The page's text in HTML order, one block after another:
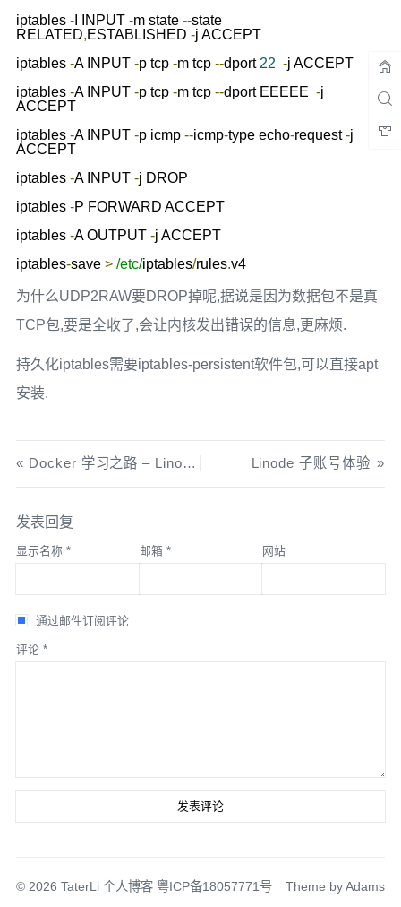
iptables -I INPUT -m state --state
RELATED,ESTABLISHED -j ACCEPT
iptables -A INPUT -p tcp -m tcp --dport 22 -j ACCEPT
iptables -A INPUT -p tcp -m tcp --dport EEEEE -j
ACCEPT
iptables -A INPUT -p icmp --icmp-type echo-request -j
ACCEPT
iptables -A INPUT -j DROP
iptables -P FORWARD ACCEPT
iptables -A OUTPUT -j ACCEPT
iptables-save > /etc/iptables/rules.v4
为什么UDP2RAW要DROP掉呢,据说是因为数据包不是真
TCP包,要是全收了,会让内核发出错误的信息,更麻烦.
持久化iptables需要iptables-persistent软件包,可以直接apt
安装.
Docker 学习之路 – Linode 容器之路 Linode 子账号体验
发表回复
显示名称 * 邮箱 * 网站
通过邮件订阅评论
评论 *
© 2026 TaterLi 个人博客 粤ICP备18057771号 Theme byAdams